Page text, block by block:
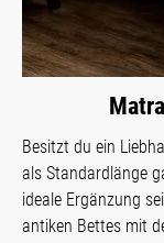
Besitzt du ein
als Standardlänge
ideale Ergänzung
antiken Bettes mit